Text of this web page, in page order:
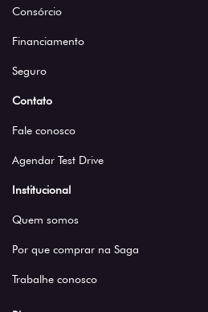
Consórcio
Financiamento
Seguro
Contato
Fale conosco
Agendar Test Drive
Institucional
Quem somos
Por que comprar na Saga
Trabalhe conosco